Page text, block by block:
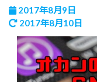
2017年8月9日
2017年8月10日